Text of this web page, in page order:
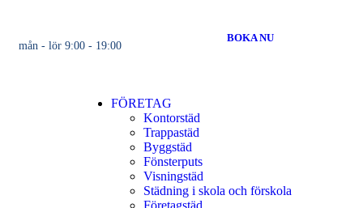
mån - lör 9:00 - 19:00
BOKA NU
FÖRETAG
Kontorstäd
Trappastäd
Byggstäd
Fönsterputs
Visningstäd
Städning i skola och förskola
Företagstäd